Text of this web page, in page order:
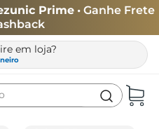
Prime • Ganhe Frete
em loja?